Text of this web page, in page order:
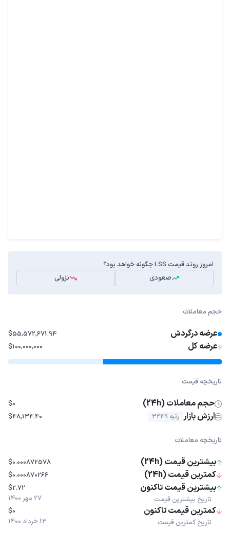
امروز روند قیمت LSS چگونه خواهد بود؟
صعودی
نزولی
حجم معاملات
عرضه درگردش $55,572,671.94
عرضه کل $100,000,000
تاریخچه قیمت
حجم معاملات (24h) $0
ارزش بازار رتبه 3249 $48,134.40
تاریخچه معاملات
بیشترین قیمت (24h) $0.000872578
کمترین قیمت (24h) $0.000870266
بیشترین قیمت تاکنون
تاریخ بیشترین قیمت
$2.72
27 مهر 1400
کمترین قیمت تاکنون
تاریخ کمترین قیمت
$0
13 خرداد 1400